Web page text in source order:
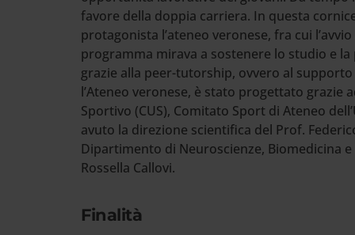
favore della doppia carriera. In questa
protagonista l’ateneo veronese, fra cui
programma mirava a sostenere lo studio e
grazie alla peer-tutorship, ovvero al
l’Ateneo veronese, è stato progettato
Sportivo (CUS), Comitato Sport di Ateneo
avuto la direzione scientifica del Prof.
Dipartimento di Neuroscienze, Biomedicina
Rossella Callovi.
Finalità